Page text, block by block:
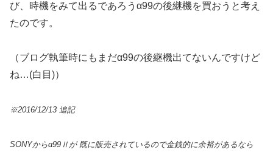
び、時機をみて出るであろうα99の後継機を買おうと考え
たのです。
（ブログ執筆時にもまだα99の後継機出てないんですけど
ね…(白目)）
※2016/12/13 追記
SONYからα99Ⅱが 既に販売されているので金銭的に余裕があるなら